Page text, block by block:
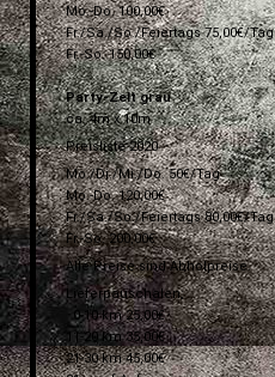
Mo.-Do. 100,00€
Fr./Sa./So./Feiertags 75,00€/Tag
Fr.-So. 150,00€
Party-Zelt grau
ca. 4m x 10m
Preisliste 2020
Mo./Di./Mi./Do. 50€/Tag
Mo.-Do. 120,00€
Fr./Sa./So./Feiertags 80,00€/Tag
Fr.-So. 200,00€
Alle Preise sind Abholpreise.
Lieferpauschalen:
0-10 km 25,00€
11-20 km 35,00€
21-30 km 45,00€